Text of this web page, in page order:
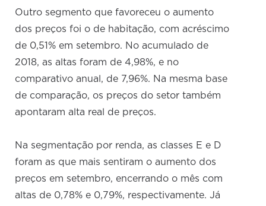
Outro segmento que favoreceu o aumento
dos preços foi o de habitação, com acréscimo
de 0,51% em setembro. No acumulado de
2018, as altas foram de 4,98%, e no
comparativo anual, de 7,96%. Na mesma base
de comparação, os preços do setor também
apontaram alta real de preços.
Na segmentação por renda, as classes E e D
foram as que mais sentiram o aumento dos
preços em setembro, encerrando o mês com
altas de 0,78% e 0,79%, respectivamente. Já